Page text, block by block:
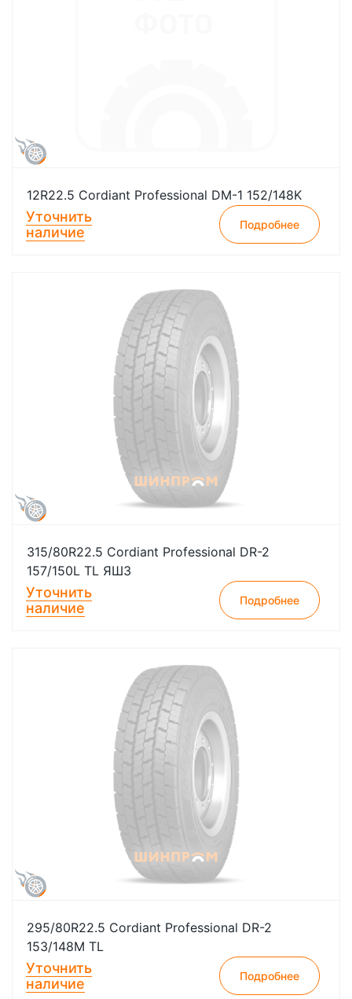
12R22.5 Cordiant Professional DM-1 152/148K
Уточнить
наличие
Подробнее
315/80R22.5 Cordiant Professional DR-2
157/150L TL ЯШЗ
Уточнить
наличие
Подробнее
295/80R22.5 Cordiant Professional DR-2
153/148M TL
Уточнить
наличие
Подробнее